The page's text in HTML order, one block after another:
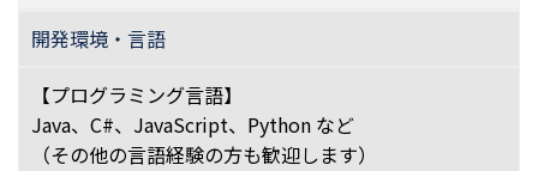
開発環境・言語
【プログラミング言語】
Java、C#、JavaScript、Python など
（その他の言語経験の方も歓迎します）